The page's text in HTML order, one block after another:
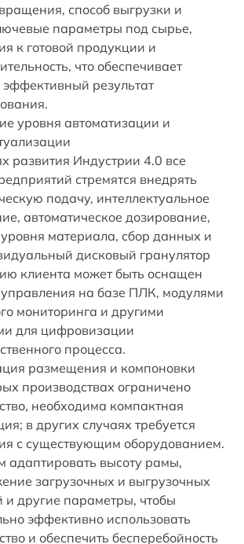
способ выгрузки и
параметры под сырье,
к готовой продукции и
что обеспечивает
эффективный результат
уровня автоматизации и
развития Индустрии 4.0 все
стремятся внедрять
подачу, интеллектуальное
автоматическое дозирование,
материала, сбор данных и
дисковый гранулятор
клиента может быть оснащен
управления на базе ПЛК, модулями
мониторинга и другими
для цифровизации
процесса.
размещения и компоновки
производствах ограничено
необходима компактная
в других случаях требуется
с существующим оборудованием.
высоту рамы,
загрузочных и выгрузочных
и другие параметры, чтобы
эффективно использовать
и обеспечить бесперебойность